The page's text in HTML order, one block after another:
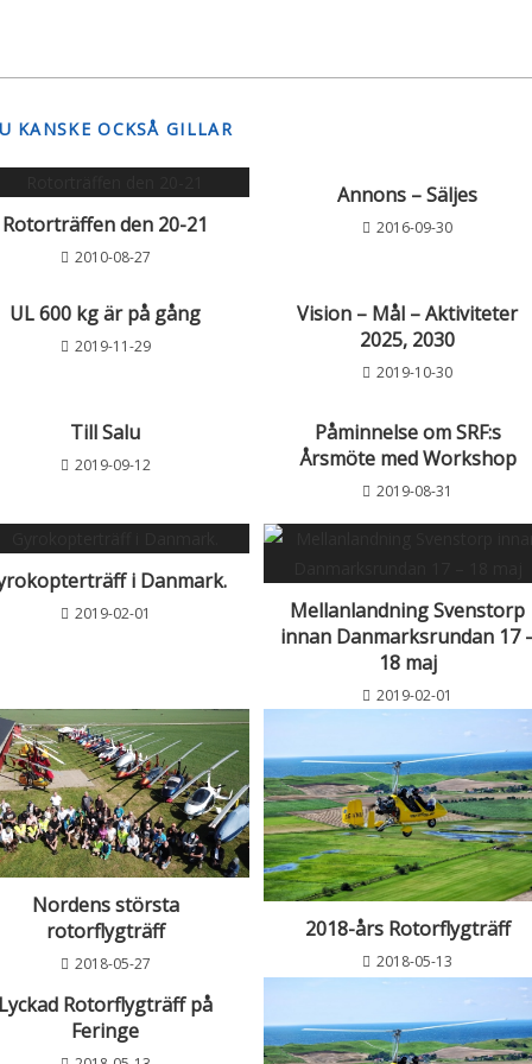
KANSKE OCKSÅ GILLAR
Rotorträffen den 20-21
2010-08-27
Annons – Säljes
2016-09-30
UL 600 kg är på gång
2019-11-29
Vision – Mål – Aktiviteter
2025, 2030
2019-10-30
Till Salu
2019-09-12
Påminnelse om SRF:s
Årsmöte med Workshop
2019-08-31
i Danmark.
2019-02-01
Mellanlandning Svenstorp
innan Danmarksrundan 17
18 maj
2019-02-01
Nordens största
rotorflygträff
2018-05-27
2018-års Rotorflygträff
2018-05-13
Rotorflygträff på
Feringe